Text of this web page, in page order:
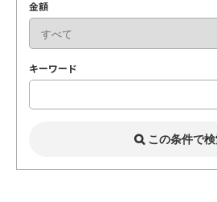
金額
キーワード